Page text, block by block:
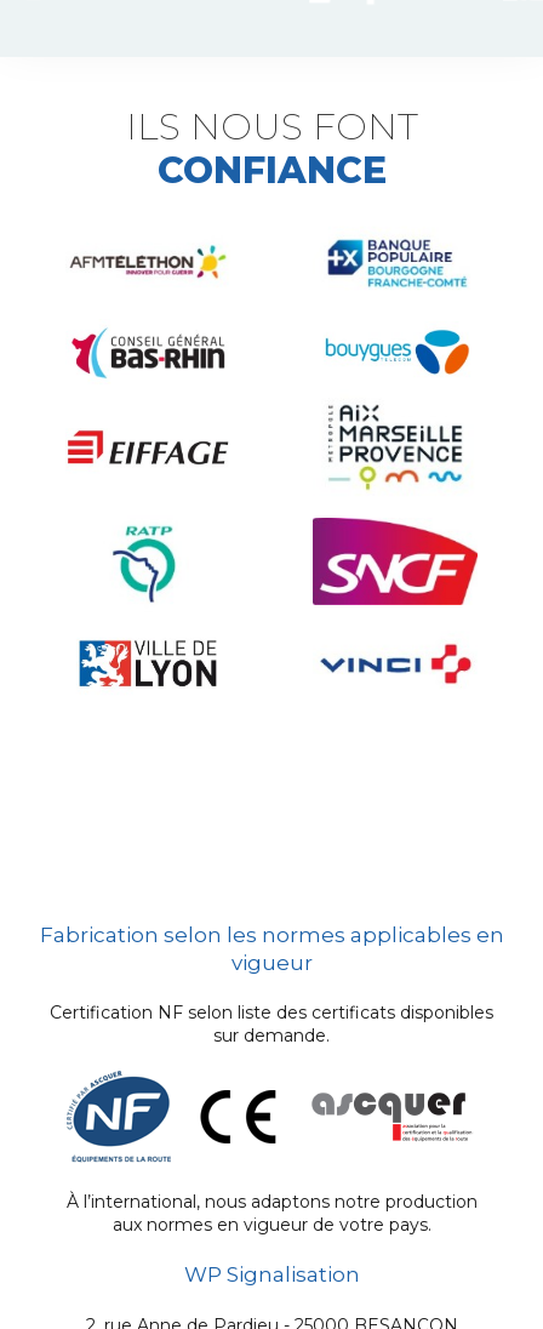
Bir : balise d'information rapide
B21 et BK21 indexable
Accessoires signalisation routière
Sécurité et Mobilier Urban
Les techniques de dissuasion
Ville fleurie, village fleuri
Signalisation embarquée
ILS NOUS FONT
CONFIANCE
Fabrication selon les normes applicables en
vigueur
Certification NF selon liste des certificats disponibles
sur demande.
À l’international, nous adaptons notre production
aux normes en vigueur de votre pays.
WP Signalisation